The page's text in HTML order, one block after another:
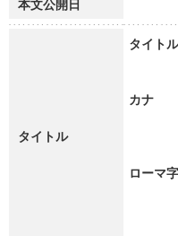
本文公開日
タイトル
タイトル
カナ
ローマ字